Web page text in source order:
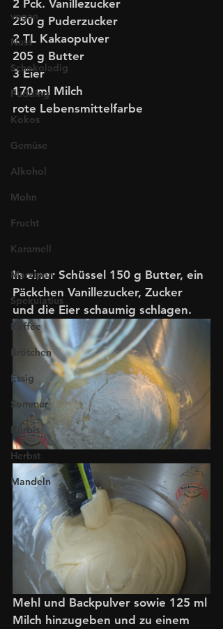
vegan
Nuss
Schokoladig
Pudding
Kokos
Gemüse
Alkohol
Mohn
Frucht
Karamell
Marzipan
Spekulatius
Kaffee
Brötchen
Essig
Sommer
Kürbis
Herbst
Mandeln
2 Pck. Vanillezucker
250 g Puderzucker
2 TL Kakaopulver
205 g Butter
3 Eier
170 ml Milch
rote Lebensmittelfarbe
In einer Schüssel 150 g Butter, ein
Päckchen Vanillezucker, Zucker
und die Eier schaumig schlagen.
Mehl und Backpulver sowie 125 ml
Milch hinzugeben und zu einem